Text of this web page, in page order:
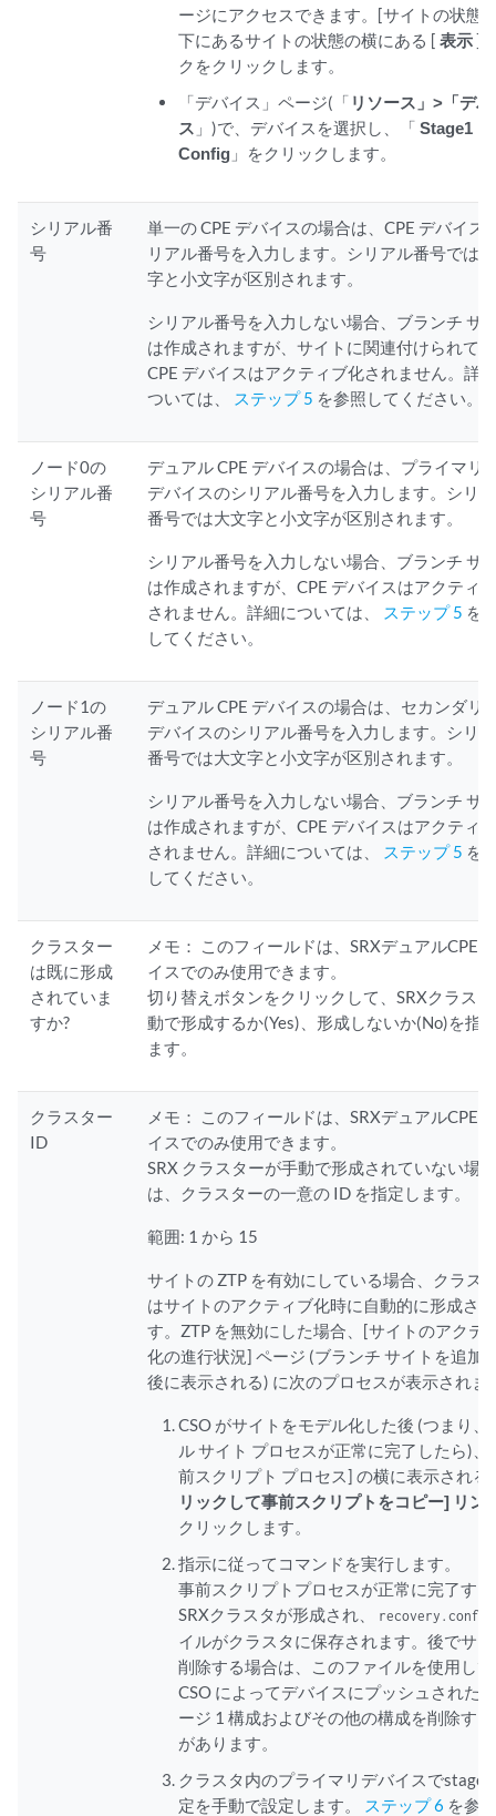
ージにアクセスできます。[サイトの状態]
下にあるサイトの状態の横にある [ 表示]
クをクリックします。
「デバイス」ページ(「 リソース」>「デ
ス 」)で、デバイスを選択し、「 Stage1
Config」をクリックします。
シリアル番
号
単一の CPE デバイスの場合は、CPE デバイス
リアル番号を入力します。シリアル番号では
字と小文字が区別されます。
シリアル番号を入力しない場合、ブランチ サ
は作成されますが、サイトに関連付けられて
CPE デバイスはアクティブ化されません。詳
ついては、 ステップ 5 を参照してください。
ノード0の
シリアル番
号
デュアル CPE デバイスの場合は、プライマリ
デバイスのシリアル番号を入力します。シリ
番号では大文字と小文字が区別されます。
シリアル番号を入力しない場合、ブランチ サ
は作成されますが、CPE デバイスはアクティ
されません。詳細については、 ステップ 5 を
してください。
ノード1の
シリアル番
号
デュアル CPE デバイスの場合は、セカンダリ
デバイスのシリアル番号を入力します。シリ
番号では大文字と小文字が区別されます。
シリアル番号を入力しない場合、ブランチ サ
は作成されますが、CPE デバイスはアクティ
されません。詳細については、 ステップ 5 を
してください。
クラスター
は既に形成
されていま
すか?
メモ：
このフィールドは、SRXデュアルCPE
イスでのみ使用できます。
切り替えボタンをクリックして、SRXクラス
動で形成するか(Yes)、形成しないか(No)を指
ます。
クラスター
ID
メモ：
このフィールドは、SRXデュアルCPE
イスでのみ使用できます。
SRX クラスターが手動で形成されていない場
は、クラスターの一意の ID を指定します。
範囲: 1 から 15
サイトの ZTP を有効にしている場合、クラス
はサイトのアクティブ化時に自動的に形成さ
す。ZTP を無効にした場合、[サイトのアクテ
化の進行状況] ページ (ブランチ サイトを追加
後に表示される) に次のプロセスが表示されま
CSO がサイトをモデル化した後 (つまり、
ル サイト プロセスが正常に完了したら)、
前スクリプト プロセス] の横に表示される
リックして事前スクリプトをコピー] リン
クリックします。
指示に従ってコマンドを実行します。
事前スクリプトプロセスが正常に完了す
SRXクラスタが形成され、
recovery.conf
イルがクラスタに保存されます。後でサ
削除する場合は、このファイルを使用し
CSO によってデバイスにプッシュされた
ージ 1 構成およびその他の構成を削除す
があります。
クラスタ内のプライマリデバイスでstage-
定を手動で設定します。
ステップ 6 を参